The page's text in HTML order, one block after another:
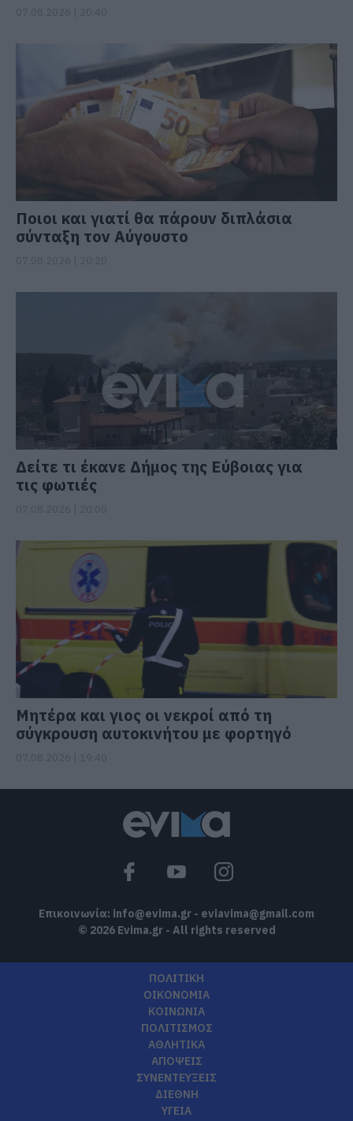
Ποιοι και γιατί θα πάρουν διπλάσια
σύνταξη τον Αύγουστο
Δείτε τι έκανε Δήμος της Εύβοιας για
τις φωτιές
Μητέρα και γιος οι νεκροί από τη
σύγκρουση αυτοκινήτου με φορτηγό
Επικοινωνία: info@evima.gr - eviavima@gmail.com
© 2026 Evima.gr - All rights reserved
ΠΟΛΙΤΙΚΗ
ΟΙΚΟΝΟΜΙΑ
ΚΟΙΝΩΝΙΑ
ΠΟΛΙΤΙΣΜΟΣ
ΑΘΛΗΤΙΚΑ
ΑΠΟΨΕΙΣ
ΣΥΝΕΝΤΕΥΞΕΙΣ
ΔΙΕΘΝΗ
ΥΓΕΙΑ